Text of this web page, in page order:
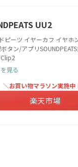
UU2
ピーツ イヤーカフ イヤ
タン/アプリ
見る
＼お買い物マラソン実施中
楽天市場